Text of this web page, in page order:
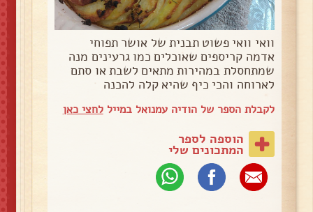
וואי וואי פשוט תבנית של אושר תפוחי
אדמה קריספים שאוכלים כמו גרעינים מנה
שמתחסלת במהירות מתאים לשבת או סתם
לארוחה והכי כיף שהיא קלה להכנה
לקבלת הספר של הודיה עמנואל במייללחצי כאן
הוספה לספר
המתכונים שלי